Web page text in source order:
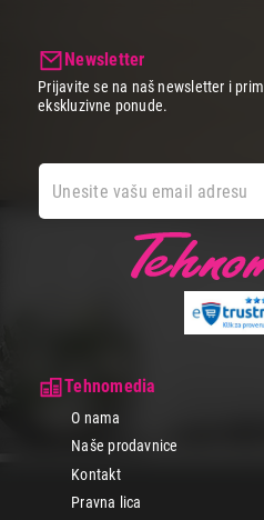
Tehnomedia
O nama
Naše prodavnice
Kontakt
Pravna lica
Newsletter
Prijavite se na naš newsletter i
ekskluzivne ponude.